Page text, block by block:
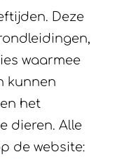
kunnen
het
dieren. Alle
de website:
om even uit
en iets